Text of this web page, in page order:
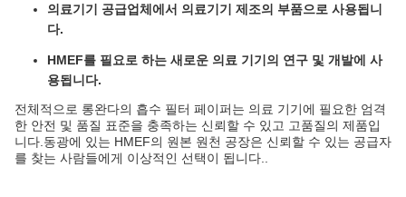
의료기기 공급업체에서 의료기기 제조의 부품으로 사용됩니
다.
HMEF를 필요로 하는 새로운 의료 기기의 연구 및 개발에 사
용됩니다.
전체적으로 롱완다의 흡수 필터 페이퍼는 의료 기기에 필요한 엄격
한 안전 및 품질 표준을 충족하는 신뢰할 수 있고 고품질의 제품입
니다.동광에 있는 HMEF의 원본 원천 공장은 신뢰할 수 있는 공급자
를 찾는 사람들에게 이상적인 선택이 됩니다..